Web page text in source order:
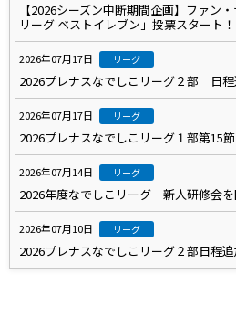
【2026シーズン中断期間企画】ファン
リーグ ベストイレブン」投票スタート！
2026年07月17日 リーグ
2026プレナスなでしこリーグ２部 日
2026年07月17日 リーグ
2026プレナスなでしこリーグ１部第15
2026年07月14日 リーグ
2026年度なでしこリーグ 新人研修会
2026年07月10日 リーグ
2026プレナスなでしこリーグ２部日程